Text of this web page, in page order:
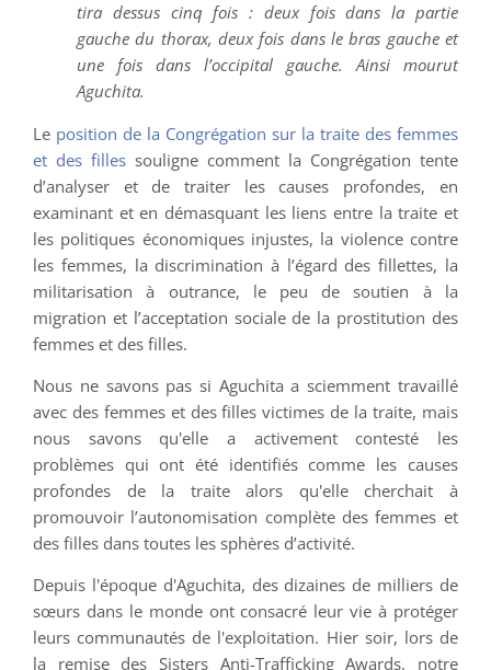
tira dessus cinq fois : deux fois dans la partie
gauche du thorax, deux fois dans le bras gauche et
une fois dans l’occipital gauche. Ainsi mourut
Aguchita.
Le position de la Congrégation sur la traite des femmes
et des filles souligne comment la Congrégation tente
d’analyser et de traiter les causes profondes, en
examinant et en démasquant les liens entre la traite et
les politiques économiques injustes, la violence contre
les femmes, la discrimination à l’égard des fillettes, la
militarisation à outrance, le peu de soutien à la
migration et l’acceptation sociale de la prostitution des
femmes et des filles.
Nous ne savons pas si Aguchita a sciemment travaillé
avec des femmes et des filles victimes de la traite, mais
nous savons qu'elle a activement contesté les
problèmes qui ont été identifiés comme les causes
profondes de la traite alors qu'elle cherchait à
promouvoir l’autonomisation complète des femmes et
des filles dans toutes les sphères d’activité.
Depuis l'époque d'Aguchita, des dizaines de milliers de
sœurs dans le monde ont consacré leur vie à protéger
leurs communautés de l'exploitation. Hier soir, lors de
la remise des Sisters Anti-Trafficking Awards, notre